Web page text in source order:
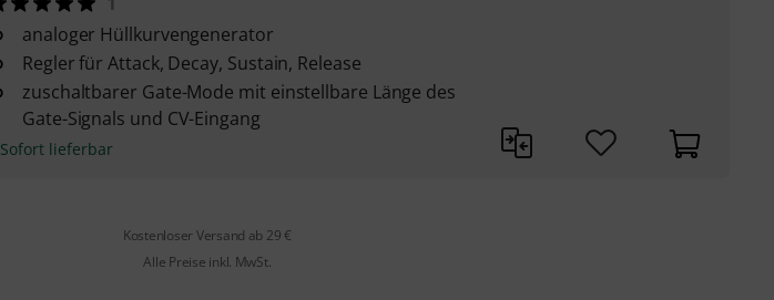
analoger Hüllkurvengenerator
Regler für Attack, Decay, Sustain, Release
zuschaltbarer Gate-Mode mit einstellbare Länge des
Gate-Signals und CV-Eingang
Sofort lieferbar
Kostenloser Versand ab 29 €
Alle Preise inkl. MwSt.